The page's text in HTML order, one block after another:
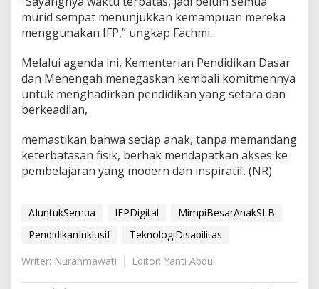
murid sempat menunjukkan kemampuan mereka
menggunakan IFP,” ungkap Fachmi.
Melalui agenda ini, Kementerian Pendidikan Dasar
dan Menengah menegaskan kembali komitmennya
untuk menghadirkan pendidikan yang setara dan
berkeadilan,
memastikan bahwa setiap anak, tanpa memandang
keterbatasan fisik, berhak mendapatkan akses ke
pembelajaran yang modern dan inspiratif. (NR)
AIuntukSemua IFPDigital
MimpiBesarAnakSLB
PendidikanInklusif
TeknologiDisabilitas
Writer: Nurahmawati
Editor: Yanti Abdul